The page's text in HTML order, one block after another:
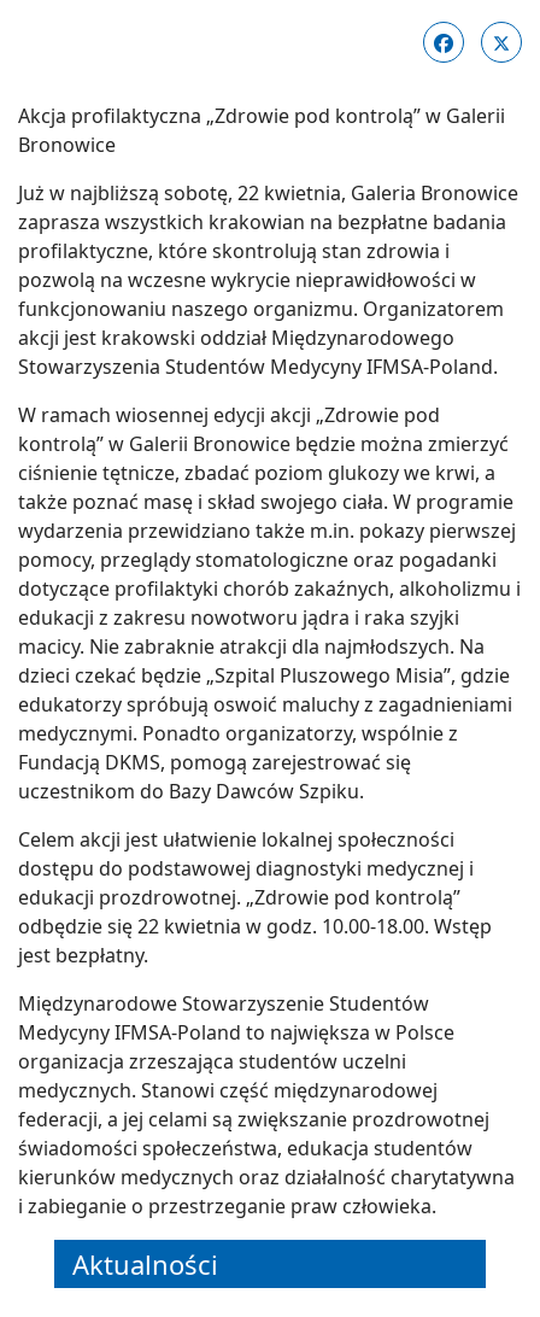
Akcja profilaktyczna „Zdrowie pod kontrolą” w Galerii
Bronowice
Już w najbliższą sobotę, 22 kwietnia, Galeria Bronowice
zaprasza wszystkich krakowian na bezpłatne badania
profilaktyczne, które skontrolują stan zdrowia i
pozwolą na wczesne wykrycie nieprawidłowości w
funkcjonowaniu naszego organizmu. Organizatorem
akcji jest krakowski oddział Międzynarodowego
Stowarzyszenia Studentów Medycyny IFMSA-Poland.
W ramach wiosennej edycji akcji „Zdrowie pod
kontrolą” w Galerii Bronowice będzie można zmierzyć
ciśnienie tętnicze, zbadać poziom glukozy we krwi, a
także poznać masę i skład swojego ciała. W programie
wydarzenia przewidziano także m.in. pokazy pierwszej
pomocy, przeglądy stomatologiczne oraz pogadanki
dotyczące profilaktyki chorób zakaźnych, alkoholizmu i
edukacji z zakresu nowotworu jądra i raka szyjki
macicy. Nie zabraknie atrakcji dla najmłodszych. Na
dzieci czekać będzie „Szpital Pluszowego Misia”, gdzie
edukatorzy spróbują oswoić maluchy z zagadnieniami
medycznymi. Ponadto organizatorzy, wspólnie z
Fundacją DKMS, pomogą zarejestrować się
uczestnikom do Bazy Dawców Szpiku.
Celem akcji jest ułatwienie lokalnej społeczności
dostępu do podstawowej diagnostyki medycznej i
edukacji prozdrowotnej. „Zdrowie pod kontrolą”
odbędzie się 22 kwietnia w godz. 10.00-18.00. Wstęp
jest bezpłatny.
Międzynarodowe Stowarzyszenie Studentów
Medycyny IFMSA-Poland to największa w Polsce
organizacja zrzeszająca studentów uczelni
medycznych. Stanowi część międzynarodowej
federacji, a jej celami są zwiększanie prozdrowotnej
świadomości społeczeństwa, edukacja studentów
kierunków medycznych oraz działalność charytatywna
i zabieganie o przestrzeganie praw człowieka.
Aktualności